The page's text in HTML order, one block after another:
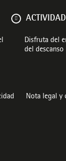
Disfruta del
del descanso
Nota legal y